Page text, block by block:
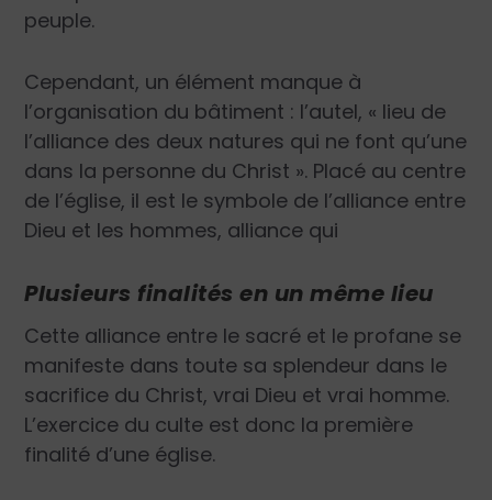
peuple.
Cependant, un élément manque à
l’organisation du bâtiment : l’autel, « lieu de
l’alliance des deux natures qui ne font qu’une
dans la personne du Christ ». Placé au centre
de l’église, il est le symbole de l’alliance entre
Dieu et les hommes, alliance qui
Plusieurs finalités en un même lieu
Cette alliance entre le sacré et le profane se
manifeste dans toute sa splendeur dans le
sacrifice du Christ, vrai Dieu et vrai homme.
L’exercice du culte est donc la première
finalité d’une église.